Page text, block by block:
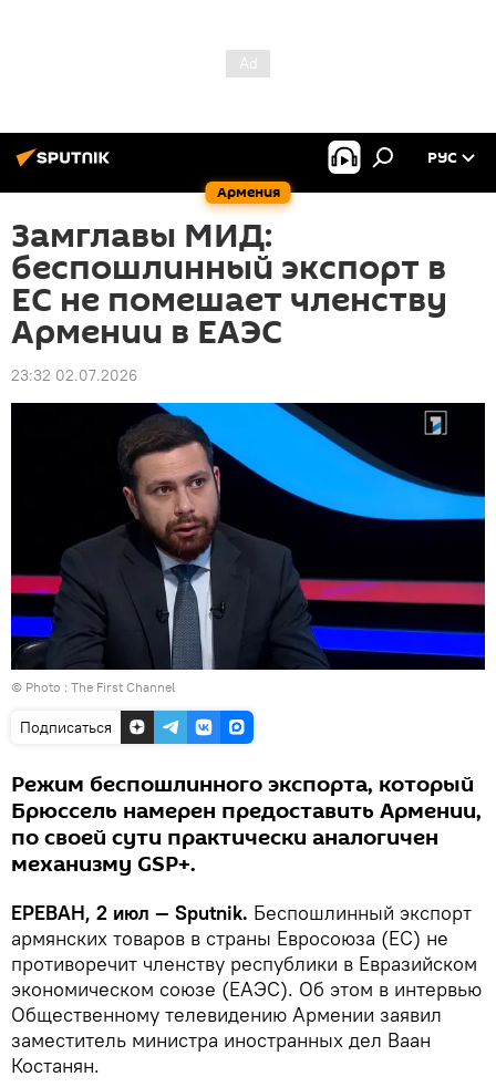
Армения
РУС
Замглавы МИД:
беспошлинный экспорт в
ЕС не помешает членству
Армении в ЕАЭС
23:32 02.07.2026
© Photo : The First Channel
Подписаться
Режим беспошлинного экспорта, который
Брюссель намерен предоставить Армении,
по своей сути практически аналогичен
механизму GSP+.
ЕРЕВАН, 2 июл — Sputnik. Беспошлинный экспорт
армянских товаров в страны Евросоюза (ЕС) не
противоречит членству республики в Евразийском
экономическом союзе (ЕАЭС). Об этом в интервью
Общественному телевидению Армении заявил
заместитель министра иностранных дел Ваан
Костанян.